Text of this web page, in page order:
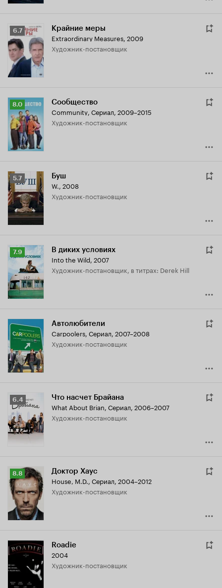
Рейтинг
Кинопоиска
6.7
6.7 Крайние меры
Extraordinary Measures, 2009
Художник-постановщик
Рейтинг
Кинопоиска
8.0
8.0 Сообщество
Community, Сериал, 2009–2015
Художник-постановщик
Рейтинг
Кинопоиска
5.7
5.7 Буш
W., 2008
Художник-постановщик
Рейтинг
Кинопоиска
7.9
7.9 В диких условиях
Into the Wild, 2007
Художник-постановщик, в титрах: Derek Hill
Автолюбители
Carpoolers, Сериал, 2007–2008
Художник-постановщик
Рейтинг
Кинопоиска
6.4
6.4 Что насчет Брайана
What About Brian, Сериал, 2006–2007
Художник-постановщик
Рейтинг
Кинопоиска
8.8
8.8 Доктор Хаус
House, M.D., Сериал, 2004–2012
Художник-постановщик
Roadie
2004
Художник-постановщик